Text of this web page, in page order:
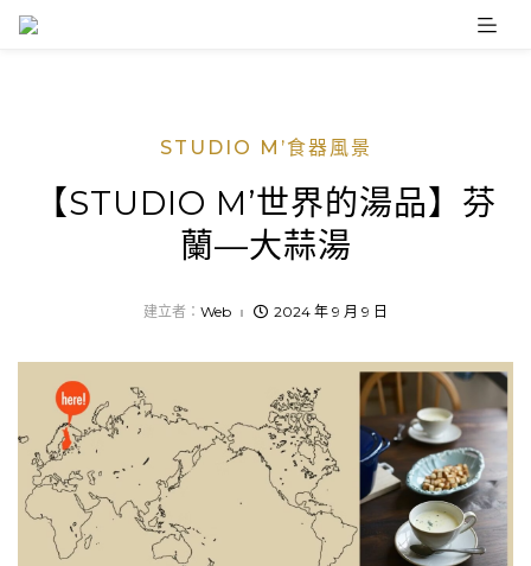
Skip
STUDIO M’食器風景
【STUDIO M’世界的湯品】芬
蘭—大蒜湯
建立者： Web 2024 年 9 月 9 日